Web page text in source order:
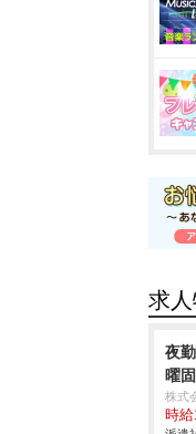
求
夜
曜
株式
時給